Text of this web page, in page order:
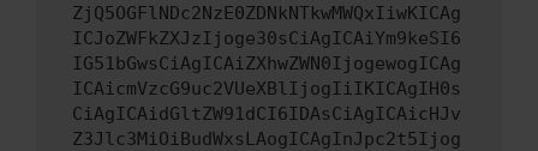
ZjQ5OGFlNDc2NzE0ZDNkNTkwMWQxIiwKICAg
ICJoZWFkZXJzIjoge30sCiAgICAiYm9keSI6
IG51bGwsCiAgICAiZXhwZWN0IjogewogICAg
ICAicmVzcG9uc2VUeXBlIjogIiIKICAgIH0s
CiAgICAidGltZW91dCI6IDAsCiAgICAicHJv
Z3Jlc3MiOiBudWxsLAogICAgInJpc2t5Ijog